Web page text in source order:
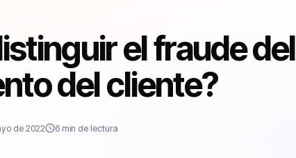
el fraude del
del cliente?
de 2022 6 min de lectura